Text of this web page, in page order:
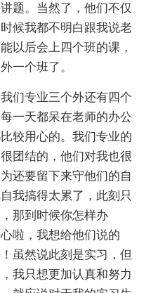
题。当然了，他们不仅
候我都不明白跟我说老
以后会上四个班的课，
一个班了。
们专业三个外还有四个
一天都呆在老师的办公
较用心的。我们专业的
团结的，他们对我也很
还要留下来守他们的自
我搞得太累了，此刻只
那到时候你怎样办
啦，我想给他们说的
虽然说此刻是实习，但
我只想更加认真和努力